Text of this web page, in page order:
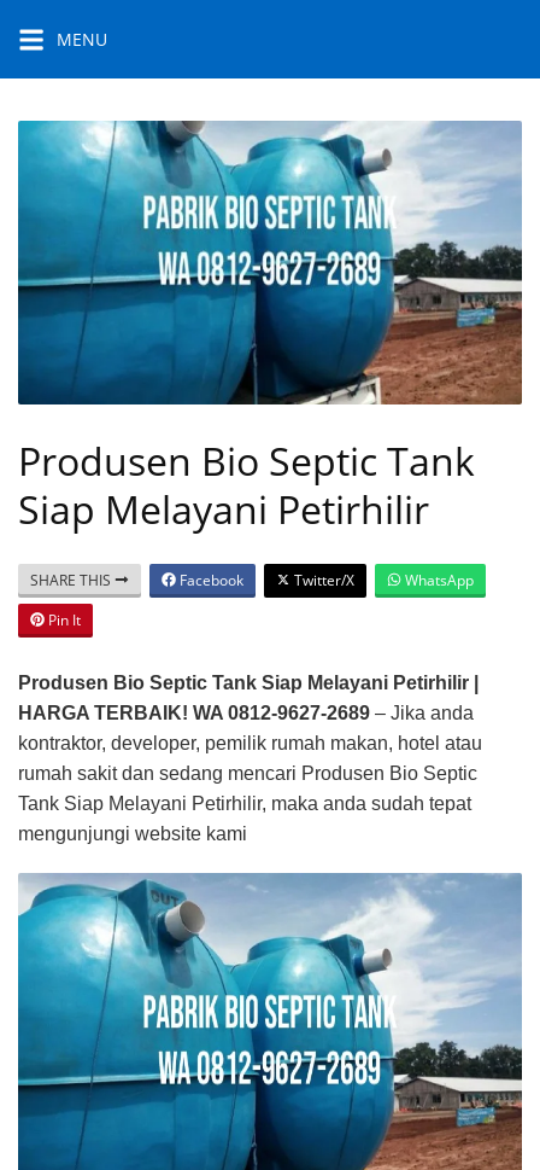
content
MENU
Produsen Bio Septic Tank
Siap Melayani Petirhilir
SHARE THIS Facebook Twitter/X
WhatsApp
Pin It
Produsen Bio Septic Tank Siap Melayani Petirhilir |
HARGA TERBAIK! WA 0812-9627-2689 – Jika anda
kontraktor, developer, pemilik rumah makan, hotel atau
rumah sakit dan sedang mencari Produsen Bio Septic
Tank Siap Melayani Petirhilir, maka anda sudah tepat
mengunjungi website kami